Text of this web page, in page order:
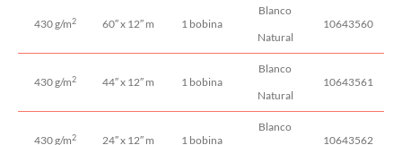
430 g/m2 60″ x 12″ m 1 bobina
Blanco
Natural
10643560
430 g/m2 44″ x 12″ m 1 bobina
Blanco
Natural
10643561
430 g/m2 24″ x 12″ m 1 bobina
Blanco
10643562